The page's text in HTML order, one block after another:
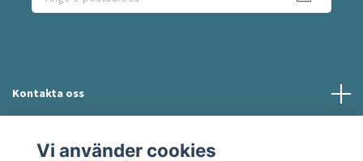
Kontakta oss
Vi använder cookies